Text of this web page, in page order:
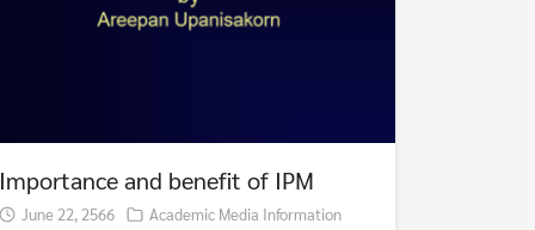
Importance and benefit of IPM
June 22, 2566 Academic Media Information